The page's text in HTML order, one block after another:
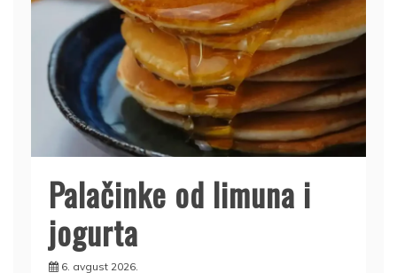
Palačinke od limuna i
jogurta
6. avgust 2026.